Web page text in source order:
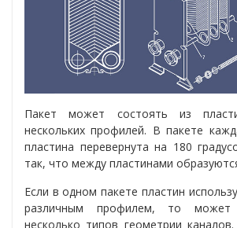
Пакет может состоять из
нескольких профилей. В пакете
пластина перевернута на 180
так, что между пластинами
Если в одном пакете пластин
различным профилем, то может
несколько типов геометрии